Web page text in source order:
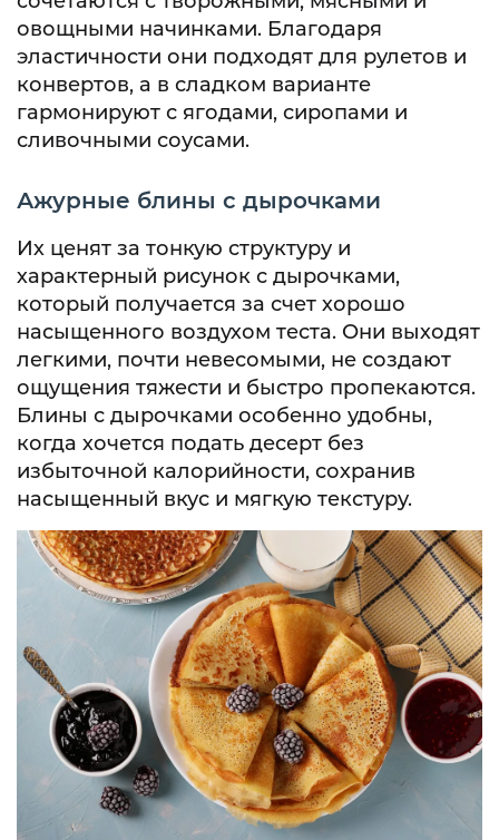
овощными начинками. Благодаря
эластичности они подходят для рулетов и
конвертов, а в сладком варианте
гармонируют с ягодами, сиропами и
сливочными соусами.
Ажурные блины с дырочками
Их ценят за тонкую структуру и
характерный рисунок с дырочками,
который получается за счет хорошо
насыщенного воздухом теста. Они выходят
легкими, почти невесомыми, не создают
ощущения тяжести и быстро пропекаются.
Блины с дырочками особенно удобны,
когда хочется подать десерт без
избыточной калорийности, сохранив
насыщенный вкус и мягкую текстуру.